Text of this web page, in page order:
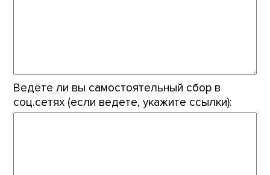
Ведёте ли вы самостоятельный сбор в
соц.сетях (если ведете, укажите ссылки):